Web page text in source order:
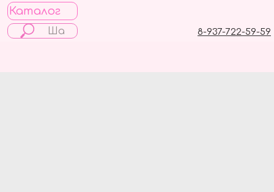
Каталог
8-937-722-59-59